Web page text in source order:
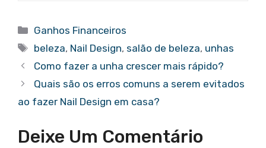
Categorias
Ganhos Financeiros
Tags
beleza, Nail Design, salão de beleza, unhas
Como fazer a unha crescer mais rápido?
Quais são os erros comuns a serem evitados
ao fazer Nail Design em casa?
Deixe Um Comentário